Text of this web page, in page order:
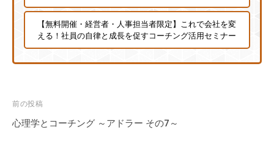
【無料開催・経営者・人事担当者限定】これで会社を変
える！社員の自律と成長を促すコーチング活用セミナー
投
稿
前の投稿
心理学とコーチング ～アドラー その7～